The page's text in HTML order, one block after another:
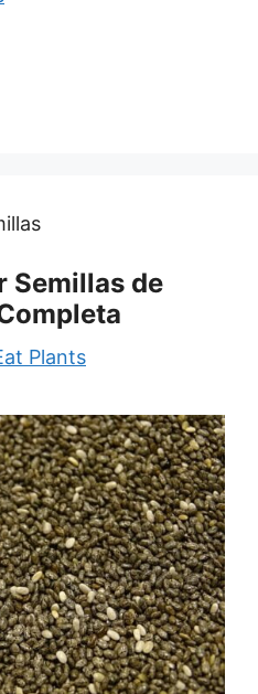
Semillas de
Plants